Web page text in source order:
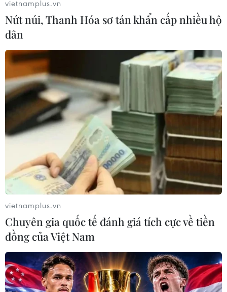
#Agribank #tri ân khách hàng
#37 năm thành lập
#Agribank Plus
#quà tặng hấp dẫn
#quay số trực tiếp
#VNPAY taxi
Theo dõi VietnamPlus
vietnamplus.vn
Nứt núi, Thanh Hóa sơ tán khẩn cấp nhiều hộ
dân
vietnamplus.vn
Chuyên gia quốc tế đánh giá tích cực về tiền
đồng của Việt Nam